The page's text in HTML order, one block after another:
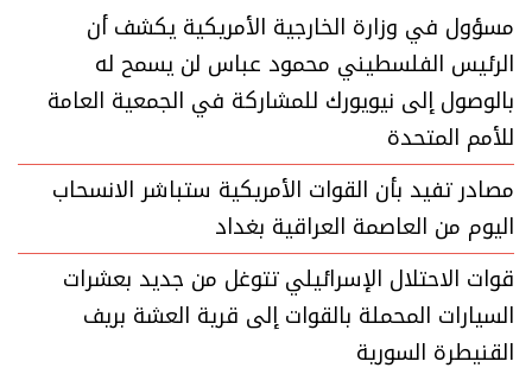
مسؤول في وزارة الخارجية الأمريكية يكشف أن
الرئيس الفلسطيني محمود عباس لن يسمح له
بالوصول إلى نيويورك للمشاركة في الجمعية العامة
للأمم المتحدة
مصادر تفيد بأن القوات الأمريكية ستباشر الانسحاب
اليوم من العاصمة العراقية بغداد
قوات الاحتلال الإسرائيلي تتوغل من جديد بعشرات
السيارات المحملة بالقوات إلى قرية العشة بريف
القنيطرة السورية